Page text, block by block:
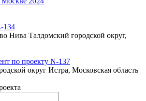
134
Нива Талдомский городской округ,
по проекту N-137
округ Истра, Московская область